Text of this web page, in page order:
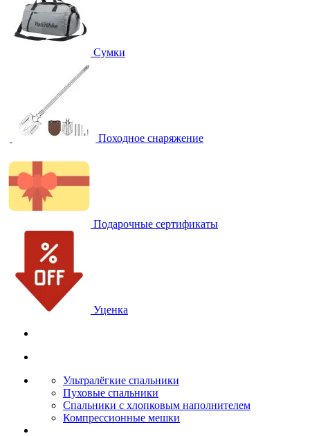
Сумки
Походное снаряжение
Подарочные сертификаты
Уценка
Ультралёгкие спальники
Пуховые спальники
Спальники с хлопковым наполнителем
Компрессионные мешки